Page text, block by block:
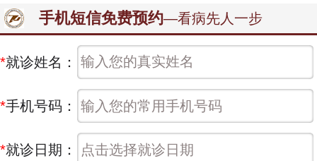
手机短信免费预约—看病先人一步
*就诊姓名：
*手机号码：
*就诊日期：